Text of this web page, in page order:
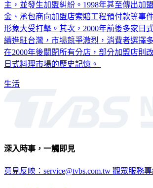
主，並發生加盟糾紛。1998年甚至傳出加
金、承包商向加盟店索賠工程預付款等事
形象大受打擊。其次，2000年前後多家日
續進駐台灣，市場競爭激烈，消費者選擇
在2000年後關閉所有分店，部分加盟店則
日式料理市場的歷史記憶。
生活
深入時事，一觸即見
意見反映：service@tvbs.com.tw 觀眾服務專